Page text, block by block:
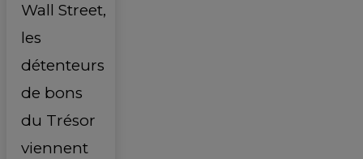
Wall Street,
les
détenteurs
de bons
du Trésor
viennent